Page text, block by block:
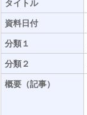
タイトル
資料日付
分類１
分類２
概要（記事）